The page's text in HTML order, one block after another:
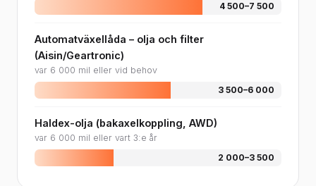
4 500–7 500
Automatväxellåda – olja och filter
(Aisin/Geartronic)
var 6 000 mil eller vid behov
3 500–6 000
Haldex-olja (bakaxelkoppling, AWD)
var 6 000 mil eller vart 3:e år
2 000–3 500